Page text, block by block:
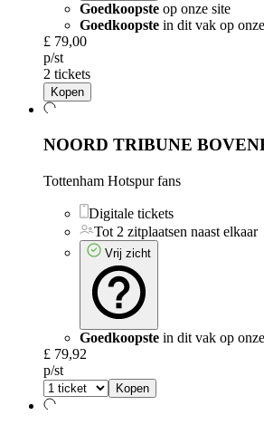
Goedkoopste op onze site
Goedkoopste in dit vak op
£ 79,00
p/st
2 tickets
Kopen
NOORD TRIBUNE
Tottenham Hotspur fans
Digitale tickets
Tot 2 zitplaatsen naast elkaar
Vrij zicht
Goedkoopste in dit vak op
£ 79,92
p/st
Kopen